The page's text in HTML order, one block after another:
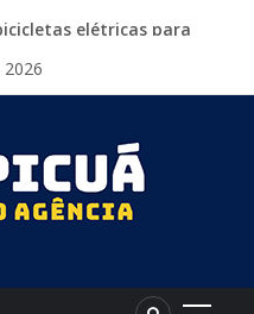
Rosa estreia na
agronegócio
sexta-feira em Cuiabá o
AgroFestival, com rodeio e
contra menores